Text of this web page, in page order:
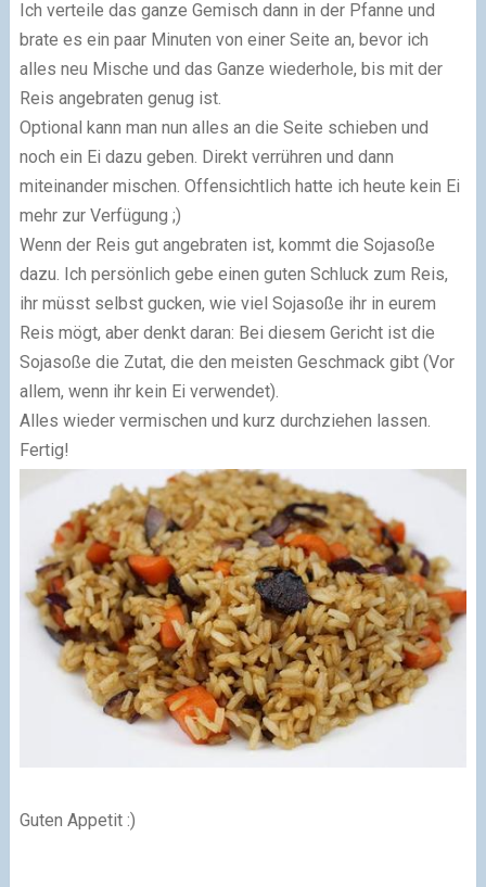
Ich verteile das ganze Gemisch dann in der Pfanne und
brate es ein paar Minuten von einer Seite an, bevor ich
alles neu Mische und das Ganze wiederhole, bis mit der
Reis angebraten genug ist.
Optional kann man nun alles an die Seite schieben und
noch ein Ei dazu geben. Direkt verrühren und dann
miteinander mischen. Offensichtlich hatte ich heute kein Ei
mehr zur Verfügung ;)
Wenn der Reis gut angebraten ist, kommt die Sojasoße
dazu. Ich persönlich gebe einen guten Schluck zum Reis,
ihr müsst selbst gucken, wie viel Sojasoße ihr in eurem
Reis mögt, aber denkt daran: Bei diesem Gericht ist die
Sojasoße die Zutat, die den meisten Geschmack gibt (Vor
allem, wenn ihr kein Ei verwendet).
Alles wieder vermischen und kurz durchziehen lassen.
Fertig!
Guten Appetit :)